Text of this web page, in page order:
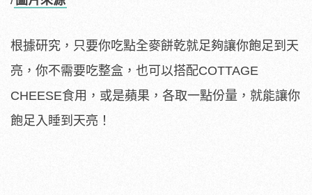
根據研究，只要你吃點全麥餅乾就足夠讓你飽足到天
亮，你不需要吃整盒，也可以搭配COTTAGE
CHEESE食用，或是蘋果，各取一點份量，就能讓你
飽足入睡到天亮！